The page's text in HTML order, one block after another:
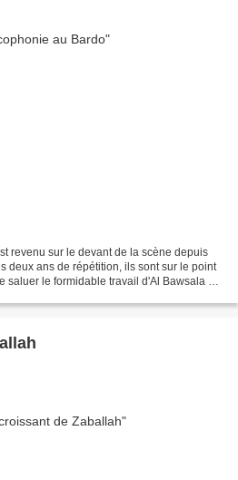
revenu sur le devant de la scène depuis
deux ans de répétition, ils sont sur le point
saluer le formidable travail d'Al Bawsala qui